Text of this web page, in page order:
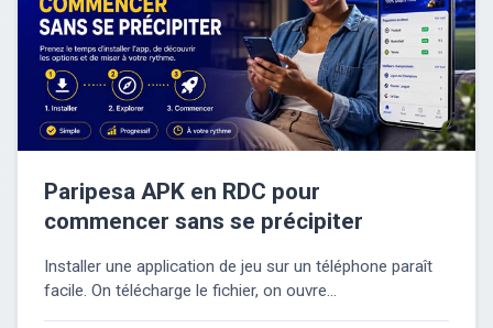
Paripesa APK en RDC pour
commencer sans se précipiter
Installer une application de jeu sur un téléphone paraît
facile. On télécharge le fichier, on ouvre...